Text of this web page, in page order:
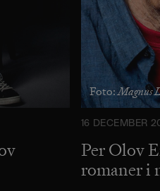
Foto:Magnus
16 DECEMBER
Per Olov
romaner i